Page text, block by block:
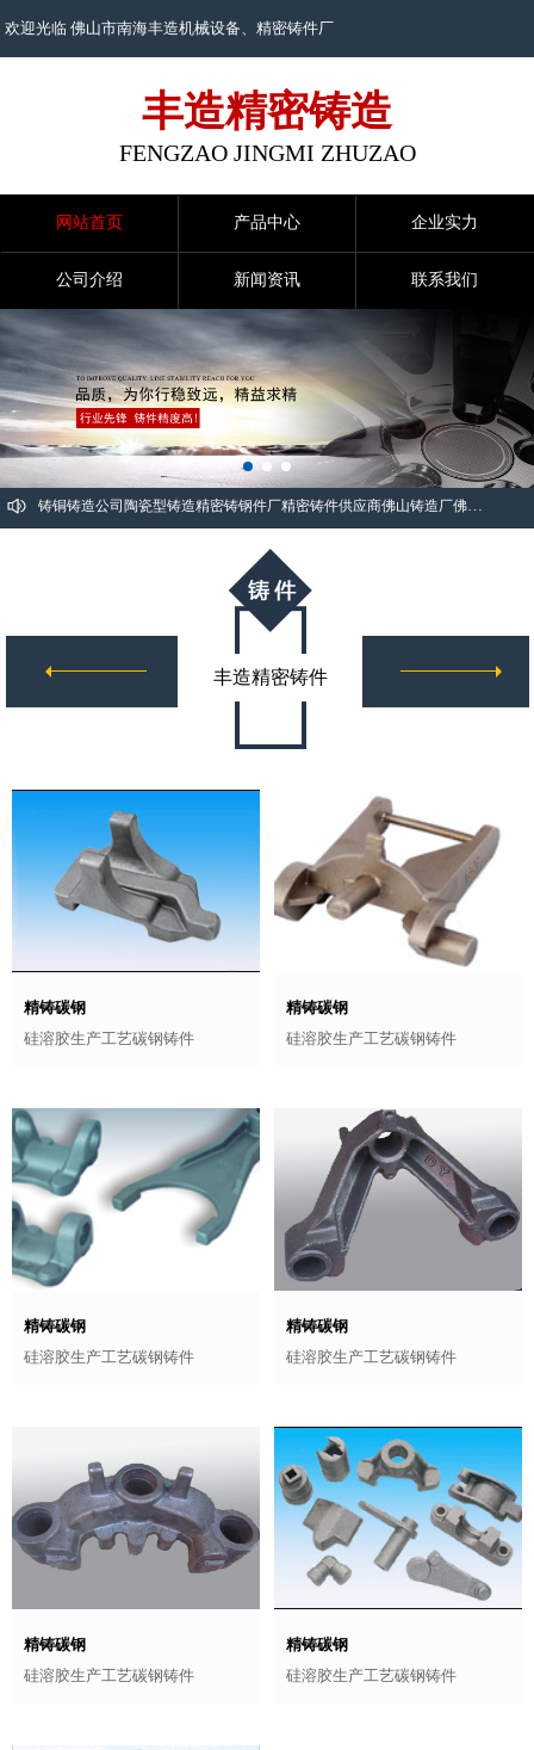
欢迎光临 佛山市南海丰造机械设备、精密铸件厂
丰造精密铸造
FENGZAO JINGMI ZHUZAO
网站首页 产品中心 企业实力
公司介绍 新闻资讯 联系我们
铸铜铸造公司陶瓷型铸造精密铸钢件厂精密铸件供应商佛山铸造厂佛山铸造
丰造精密铸件
精铸碳钢
硅溶胶生产工艺碳钢铸件
精铸碳钢
硅溶胶生产工艺碳钢铸件
精铸碳钢
硅溶胶生产工艺碳钢铸件
精铸碳钢
硅溶胶生产工艺碳钢铸件
精铸碳钢
硅溶胶生产工艺碳钢铸件
精铸碳钢
硅溶胶生产工艺碳钢铸件